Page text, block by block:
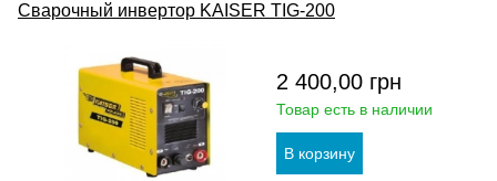
Сварочный инвертор KAISER TIG-200
2 400,00 грн
Товар есть в наличии